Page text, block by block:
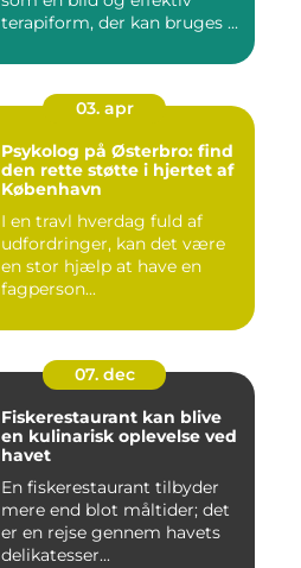
terapiform, der kan bruges ...
03. apr
Psykolog på Østerbro: find
den rette støtte i hjertet af
København
I en travl hverdag fuld af
udfordringer, kan det være
en stor hjælp at have en
fagperson...
07. dec
Fiskerestaurant kan blive
en kulinarisk oplevelse ved
havet
En fiskerestaurant tilbyder
mere end blot måltider; det
er en rejse gennem havets
delikatesser...